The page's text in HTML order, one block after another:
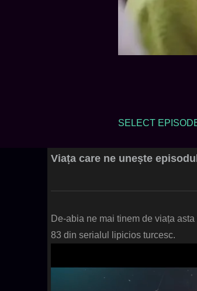
SELECT
Viața care ne unește
De-abia ne mai tinem de viața
83 din serialul lipicios turcesc.